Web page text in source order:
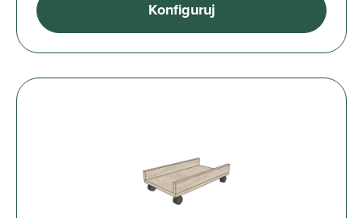
Konfiguruj